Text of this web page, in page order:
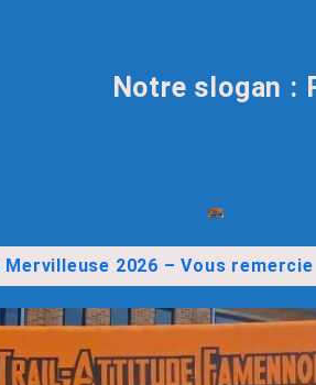
Notre slogan :
Mervilleuse 2026 – Vous remercie